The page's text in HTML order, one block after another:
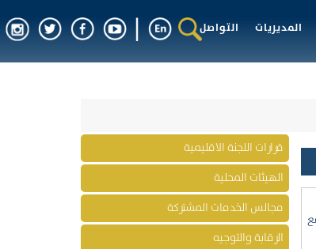
المديريات التواصل
قرارات اللجنة الاقليمية
الهيئات المحلية
مجالس الخدمات المشتركة
الرقابة والتوجيه